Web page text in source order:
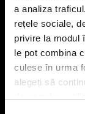
a analiza
rețele sociale,
privire la modul
le pot combina
culese în urma
alegeți să
Meniu livrare
Meniu ridicare
Nutriționale
Abonare
Contact